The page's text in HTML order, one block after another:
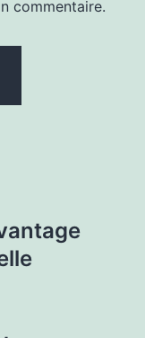
commentaire.